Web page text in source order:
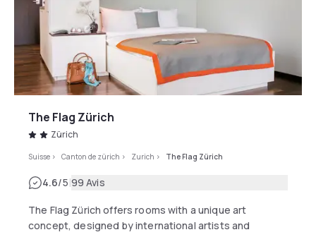
The Flag Zürich
Zürich
Suisse > Canton de zürich > Zurich > The Flag Zürich
4.6/5|99 Avis
The Flag Zürich offers rooms with a unique art
concept, designed by international artists and